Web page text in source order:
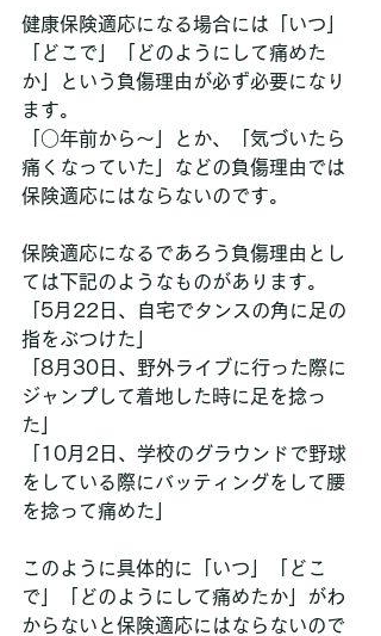
健康保険適応になる場合には「いつ」
「どこで」「どのようにして痛めた
か」という負傷理由が必ず必要になり
ます。
「○年前から～」とか、「気づいたら
痛くなっていた」などの負傷理由では
保険適応にはならないのです。
保険適応になるであろう負傷理由とし
ては下記のようなものがあります。
「5月22日、自宅でタンスの角に足の
指をぶつけた」
「8月30日、野外ライブに行った際に
ジャンプして着地した時に足を捻っ
た」
「10月2日、学校のグラウンドで野球
をしている際にバッティングをして腰
を捻って痛めた」
このように具体的に「いつ」「どこ
で」「どのようにして痛めたか」がわ
からないと保険適応にはならないので